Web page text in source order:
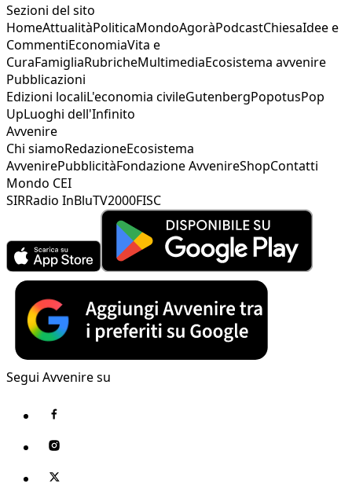
Sezioni del sito
HomeAttualitàPoliticaMondoAgoràPodcastChiesaIdee e
CommentiEconomiaVita e
CuraFamigliaRubricheMultimediaEcosistema avvenire
Pubblicazioni
Edizioni localiL'economia civileGutenbergPopotusPop
UpLuoghi dell'Infinito
Avvenire
Chi siamoRedazioneEcosistema
AvvenirePubblicitàFondazione AvvenireShopContatti
Mondo CEI
SIRRadio InBluTV2000FISC
Segui Avvenire su